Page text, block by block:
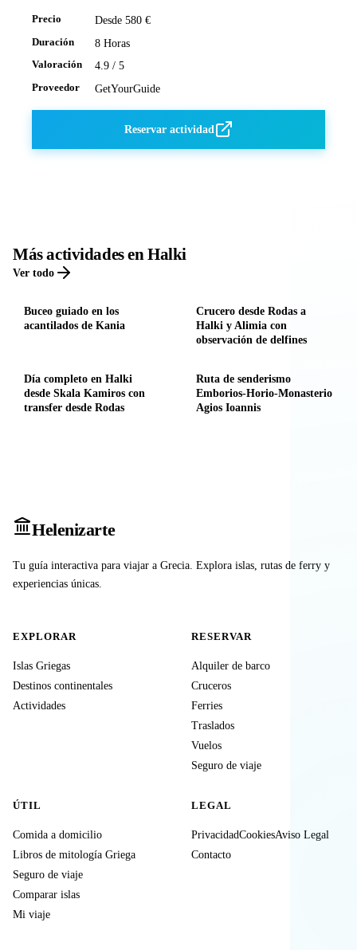
Precio Desde 580 €
Duración 8 Horas
Valoración 4.9 / 5
Proveedor GetYourGuide
Reservar actividad
Más actividades en Halki
Ver todo
Buceo guiado en los
acantilados de Kania
Crucero desde Rodas a
Halki y Alimia con
observación de delfines
Día completo en Halki
desde Skala Kamiros con
transfer desde Rodas
Ruta de senderismo
Emborios-Horio-Monasterio
Agios Ioannis
Helenizarte
Tu guía interactiva para viajar a Grecia. Explora islas, rutas de ferry y
experiencias únicas.
EXPLORAR
Islas Griegas
Destinos continentales
Actividades
RESERVAR
Alquiler de barco
Cruceros
Ferries
Traslados
Vuelos
Seguro de viaje
ÚTIL
Comida a domicilio
Libros de mitología Griega
Seguro de viaje
Comparar islas
Mi viaje
LEGAL
PrivacidadCookiesAviso Legal
Contacto